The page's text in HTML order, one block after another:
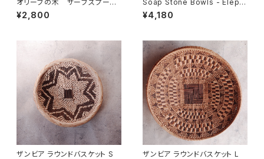
オリーブの木 サーブスプーン
＆フォークセット
¥2,800
Soap Stone Bowls - Eleph
ant L size
¥4,180
ザンビア ラウンドバスケット S ザンビア ラウンドバスケット L